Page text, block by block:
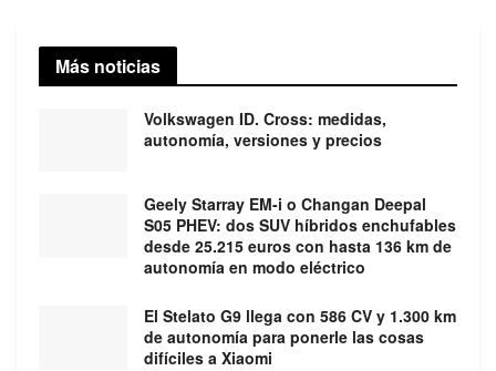
Más noticias
Volkswagen ID. Cross: medidas,
autonomía, versiones y precios
Geely Starray EM-i o Changan Deepal
S05 PHEV: dos SUV híbridos enchufables
desde 25.215 euros con hasta 136 km de
autonomía en modo eléctrico
El Stelato G9 llega con 586 CV y 1.300 km
de autonomía para ponerle las cosas
difíciles a Xiaomi